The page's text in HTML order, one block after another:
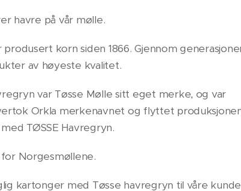
havre på vår mølle.
korn siden 1866. Gjennom
av høyeste kvalitet.
var Tøsse Mølle sitt eget merke, og var
Orkla merkenavnet og flyttet
TØSSE Havregryn.
Norgesmøllene.
kartonger med Tøsse havregryn til våre